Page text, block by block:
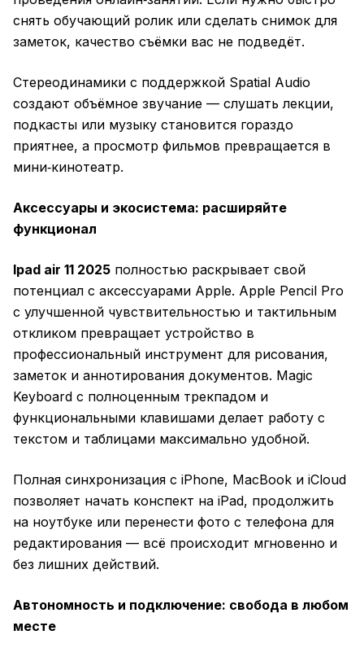
снять обучающий ролик или сделать снимок для
заметок, качество съёмки вас не подведёт.
Стереодинамики с поддержкой Spatial Audio
создают объёмное звучание — слушать лекции,
подкасты или музыку становится гораздо
приятнее, а просмотр фильмов превращается в
мини‑кинотеатр.
Аксессуары и экосистема: расширяйте
функционал
Ipad air 11 2025 полностью раскрывает свой
потенциал с аксессуарами Apple. Apple Pencil Pro
с улучшенной чувствительностью и тактильным
откликом превращает устройство в
профессиональный инструмент для рисования,
заметок и аннотирования документов. Magic
Keyboard с полноценным трекпадом и
функциональными клавишами делает работу с
текстом и таблицами максимально удобной.
Полная синхронизация с iPhone, MacBook и iCloud
позволяет начать конспект на iPad, продолжить
на ноутбуке или перенести фото с телефона для
редактирования — всё происходит мгновенно и
без лишних действий.
Автономность и подключение: свобода в любом
месте